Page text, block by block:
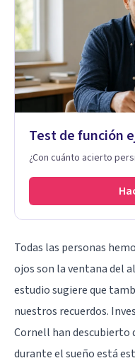
Test de función
¿Con cuánto acierto
Todas las personas
ojos son la ventana del
estudio sugiere que
nuestros recuerdos.
Cornell han descubierto
durante el sueño está